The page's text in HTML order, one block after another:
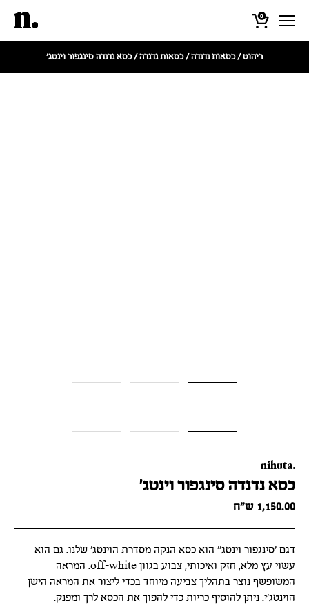
0
ריהוט/כסאות נדנדה/כסאות נדנדה/ כסא נדנדה סינגפור וינטג'
nihuta.
כסא נדנדה סינגפור וינטג'
1,150.00 ש״ח
דגם 'סינגפור וינטג'' הוא כסא הנקה מסדרת הוינטג' שלנו. גם הוא
עשוי עץ מלא, חזק ואיכותי, צבוע בגוון off-white. המראה
המשופשף נוצר בתהליך צביעה מיוחד בכדי ליצור את המראה הישן
הוינטג'י. ניתן להוסיף כריות כדי להפוך את הכסא לרך ומפנק.